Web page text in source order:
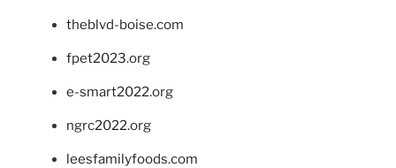
theblvd-boise.com
fpet2023.org
e-smart2022.org
ngrc2022.org
leesfamilyfoods.com